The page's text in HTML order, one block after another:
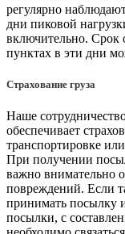
регулярно
дни пиковой
включительно. Срок
пунктах в эти дни
Страхование груза
Наше
обеспечивает
транспортировке
При получении
важно внимательно
повреждений. Если
принимать посылку
посылки, с